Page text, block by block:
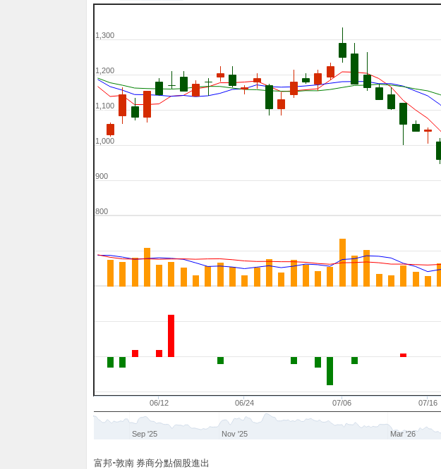
06/12 06/24 07/06 07/16
800
900
1,000
1,100
1,200
1,300
Sep '25 Nov '25 Mar '26
富邦-敦南 券商分點個股進出